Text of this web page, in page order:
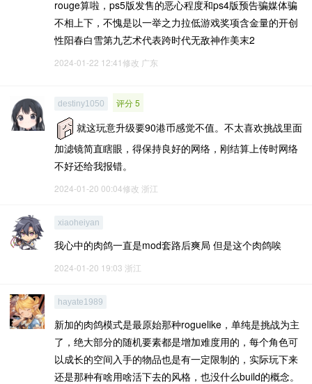
rouge算啦，ps5版发售的恶心程度和ps4版预告骗媒体骗
不相上下，不愧是以一举之力拉低游戏奖项含金量的开创
性阳春白雪第九艺术代表跨时代无敌神作美末2
2024-01-22 12:41修改 广东
destiny1050 评分 5
就这玩意升级要90港币感觉不值。不太喜欢挑战里面
加滤镜简直瞎眼，得保持良好的网络，刚结算上传时网络
不好还给我报错。
2024-01-20 00:04修改 浙江
xiaoheiyan
我心中的肉鸽一直是mod套路后爽局 但是这个肉鸽唉
2024-01-20 19:03 浙江
hayate1989
新加的肉鸽模式是最原始那种roguelike，单纯是挑战为主
了，绝大部分的随机要素都是增加难度用的，每个角色可
以成长的空间入手的物品也是有一定限制的，实际玩下来
还是那种有啥用啥活下去的风格，也没什么build的概念。